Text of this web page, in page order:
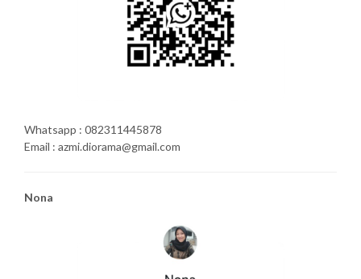
Whatsapp : 082311445878
Email : azmi.diorama@gmail.com
Nona